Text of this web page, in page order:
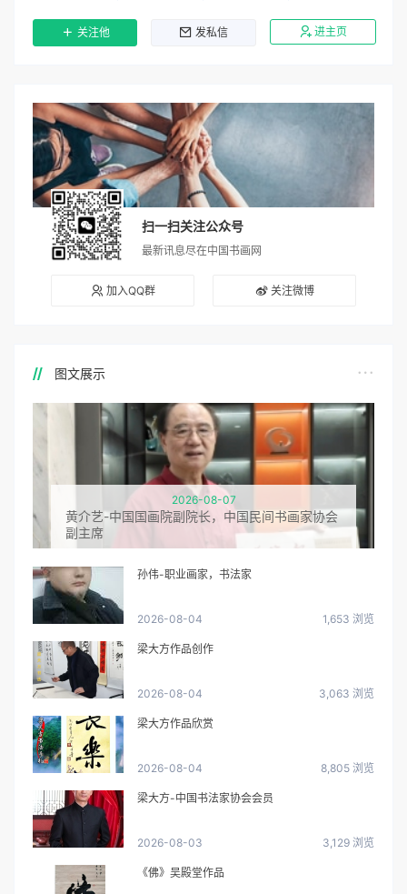
关注他 发私信 进主页
扫一扫关注公众号
最新讯息尽在中国书画网
加入QQ群 关注微博
图文展示
2026-08-07
黄介艺-中国国画院副院长，中国民间书画家协会
副主席
孙伟-职业画家，书法家
2026-08-04 1,653 浏览
梁大方作品创作
2026-08-04 3,063 浏览
梁大方作品欣赏
2026-08-04 8,805 浏览
梁大方-中国书法家协会会员
2026-08-03 3,129 浏览
《佛》吴殿堂作品